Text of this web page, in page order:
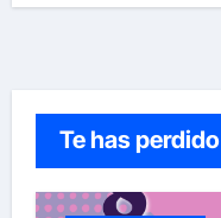
Te has perdido